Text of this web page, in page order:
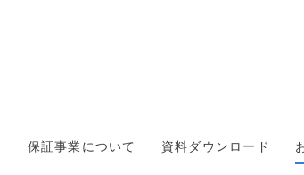
保証事業について 資料ダウンロード